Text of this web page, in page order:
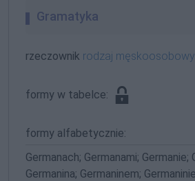
Gramatyka
rzeczownik rodzaj męskoosobowy
formy w tabelce:
formy alfabetycznie:
Germanach; Germanami; Germanie;
Germanina; Germaninem;